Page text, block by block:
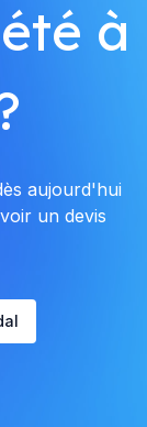
à
aujourd'hui
un devis